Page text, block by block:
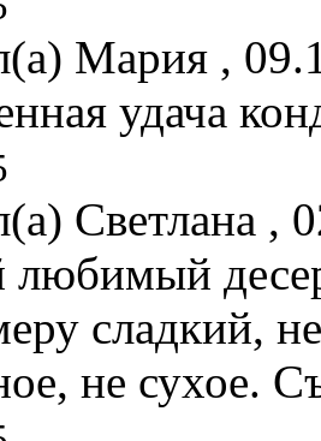
Мария ,
удача
Светлана ,
сладкий,
не сухое.